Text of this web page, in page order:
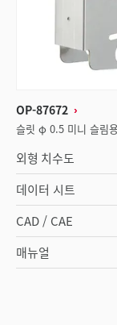
OP-87672
슬릿 φ 0.5 미니 슬림
외형 치수도
데이터 시트
CAD / CAE
매뉴얼